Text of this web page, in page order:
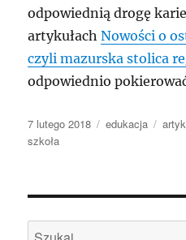
odpowiednią drogę
artykułachNowości o
czyli mazurska stolica
odpowiednio
Data
publikacji
7 lutego 2018 Kategorie
edukacja Tagi
szkoła
Szukaj: